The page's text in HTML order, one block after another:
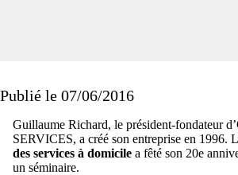
Publié le 07/06/2016
Guillaume Richard, le président-fondateur
SERVICES, a créé son entreprise en 1996.
des services à domicile a fêté son 20e
un séminaire.